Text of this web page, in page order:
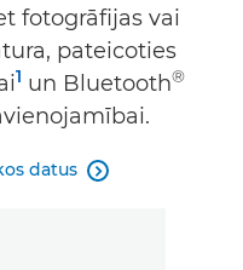
fotogrāfijas vai
pateicoties
1 un Bluetooth®
datus 